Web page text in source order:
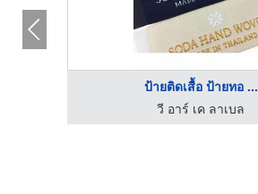
ป้ายติดเสื้อ ป้ายทอ ...
วี อาร์ เค ลาเบล